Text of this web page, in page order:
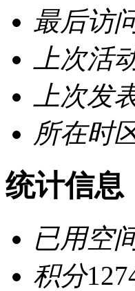
最后访
上次活
上次发
所在时
统计信息
已用空
积分